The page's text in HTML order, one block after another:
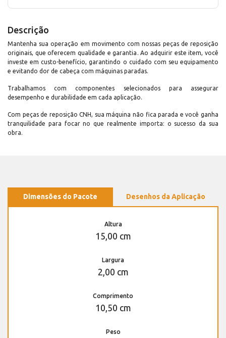
Descrição
Mantenha sua operação em movimento com nossas peças de reposição
originais, que oferecem qualidade e garantia. Ao adquirir este item, você
investe em custo-benefício, garantindo o cuidado com seu equipamento
e evitando dor de cabeça com máquinas paradas.
Trabalhamos com componentes selecionados para assegurar
desempenho e durabilidade em cada aplicação.
Com peças de reposição CNH, sua máquina não fica parada e você ganha
tranquilidade para focar no que realmente importa: o sucesso da sua
obra.
Dimensões do Pacote Desenhos da Aplicação
Altura
15,00 cm
Largura
2,00 cm
Comprimento
10,50 cm
Peso